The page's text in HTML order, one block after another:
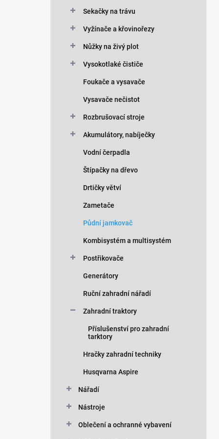
Sekačky na trávu
Vyžínače a křovinořezy
Nůžky na živý plot
Vysokotlaké čističe
Foukače a vysavače
Vysavače nečistot
Rozbrušovací stroje
Akumulátory, nabíječky
Vodní čerpadla
Štípačky na dřevo
Drtičky větví
Zametače
Půdní jamkovač
Kombisystém a multisystém
Postřikovače
Generátory
Ruční zahradní nářadí
Zahradní traktory
Příslušenství pro zahradní
tarktory
Hračky zahradní techniky
Husqvarna Aspire
Nářadí
Nástroje
Oblečení a ochranné vybavení